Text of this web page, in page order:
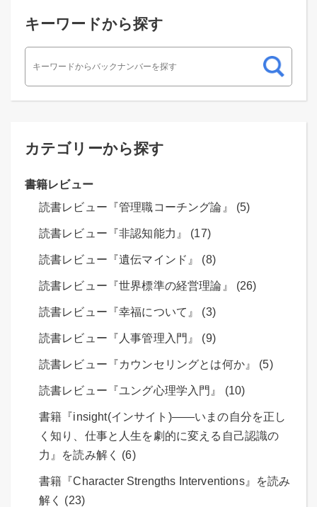
キーワードから探す
カテゴリーから探す
書籍レビュー
読書レビュー『管理職コーチング論』 (5)
読書レビュー『非認知能力』 (17)
読書レビュー『遺伝マインド』 (8)
読書レビュー『世界標準の経営理論』 (26)
読書レビュー『幸福について』 (3)
読書レビュー『人事管理入門』 (9)
読書レビュー『カウンセリングとは何か』 (5)
読書レビュー『ユング心理学入門』 (10)
書籍『insight(インサイト)――いまの自分を正し
く知り、仕事と人生を劇的に変える自己認識の
力』を読み解く (6)
書籍『Character Strengths Interventions』を読み
解く (23)